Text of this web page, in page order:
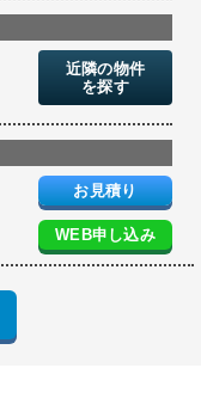
近隣の物件
を探す
お見積り
WEB申し込み